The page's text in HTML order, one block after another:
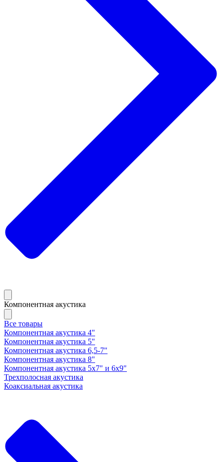
Компонентная акустика
Все товары
Компонентная акустика 4"
Компонентная акустика 5"
Компонентная акустика 6,5-7"
Компонентная акустика 8"
Компонентная акустика 5х7" и 6х9"
Трехполосная акустика
Коаксиальная акустика